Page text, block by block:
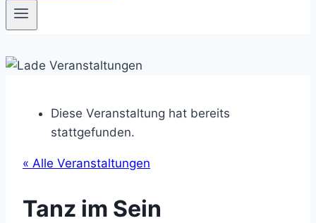
Diese Veranstaltung hat bereits
stattgefunden.
« Alle Veranstaltungen
Tanz im Sein